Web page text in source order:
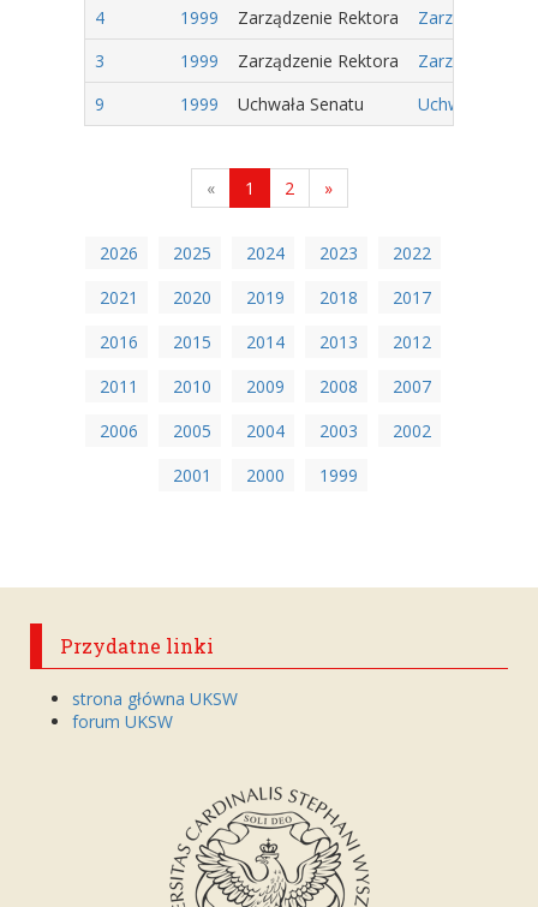
4
1999 Zarządzenie Rektora
Zarządzenie
3
1999 Zarządzenie Rektora
Zarządzenie
9
1999 Uchwała Senatu Uchwała Nr
« 1 2 »
2026 2025 2024 2023
2022
2021
2020 2019 2018
2017
2016
2015 2014 2013
2012
2011
2010 2009 2008
2007
2006
2005 2004 2003
2002
2001
2000 1999
Przydatne linki
strona główna UKSW
forum UKSW